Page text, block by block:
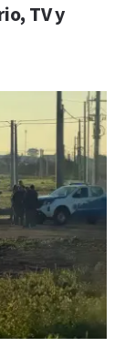
TV y